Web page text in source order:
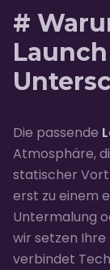
#
Die passende
Atmosphäre,
statischer
erst zu einem
Untermalung
wir setzen Ihre
verbindet